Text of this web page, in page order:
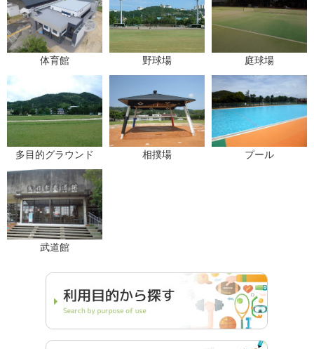
体育館 野球場 庭球場
多目的グラウンド 相撲場 プール
武道館